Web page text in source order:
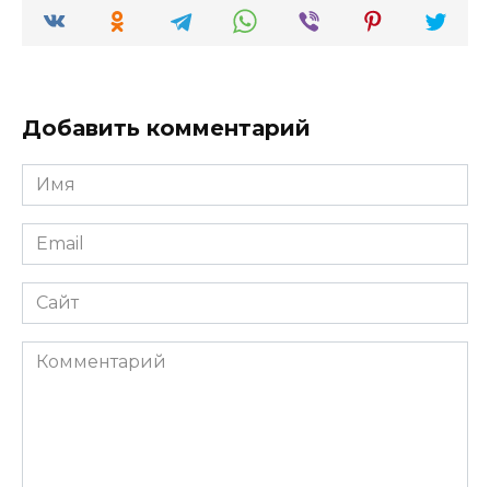
Добавить комментарий
Имя
*
Email
*
Сайт
Комментарий